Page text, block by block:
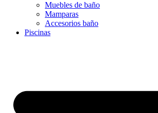
Muebles de baño
Mamparas
Accesorios baño
Piscinas